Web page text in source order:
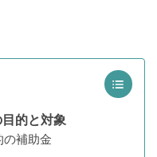
的と対象
の補助金